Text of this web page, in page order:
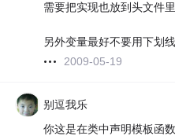
需要把实现也放到头文件里
另外变量最好不要用下划
2009-05-19
别逗我乐
你这是在类中声明模板函